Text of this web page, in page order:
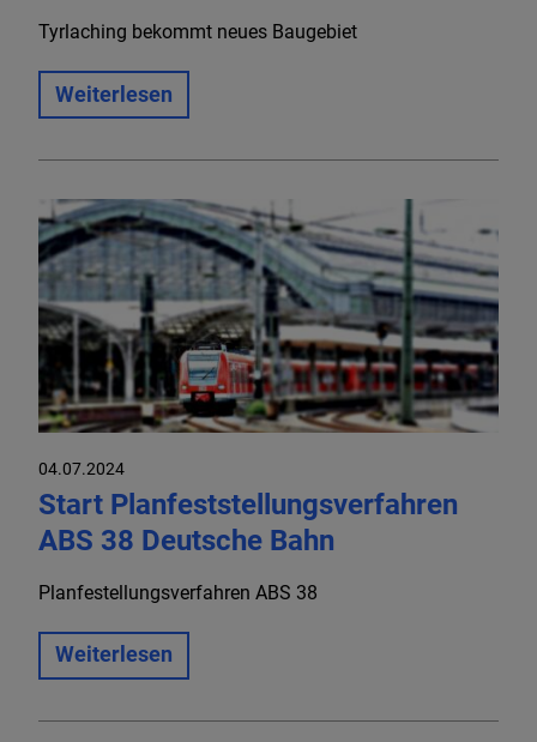
Tyrlaching bekommt neues Baugebiet
Weiterlesen
04.07.2024
Start Planfeststellungsverfahren
ABS 38 Deutsche Bahn
Planfestellungsverfahren ABS 38
Weiterlesen